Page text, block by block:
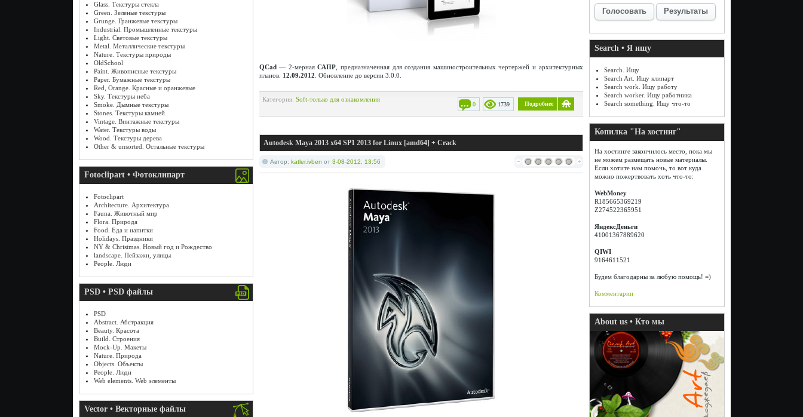
Glass. Текстуры стекла
Green. Зеленые текстуры
Grunge. Гранжевые текстуры
Industrial. Промышленные текстуры
Light. Световые текстуры
Metal. Металлические текстуры
Nature. Текстуры природы
OldSchool
Paint. Живописные текстуры
Paper. Бумажные текстуры
Red, Orange. Красные и оранжевые
Sky. Текстуры неба
Smoke. Дымные текстуры
Stones. Текстуры камней
Vintage. Винтажные текстуры
Water. Текстуры воды
Wood. Текстуры дерева
Other & unsorted. Остальные текстуры
Fotoclipart • Фотоклипарт
Fotoclipart
Architecture. Архитектура
Fauna. Животный мир
Flora. Природа
Food. Еда и напитки
Holidays. Праздники
NY & Christmas. Новый год и Рождество
landscape. Пейзажи, улицы
People. Люди
PSD • PSD файлы
PSD
Abstract. Абстракция
Beauty. Красота
Build. Строения
Mock-Up. Макеты
Nature. Природа
Objects. Объекты
People. Люди
Web elements. Web элементы
Vector • Векторные файлы
QCad— 2-мернаяСАПР , предназначенная для создания машиностроительных чертержей и архитектурных
планов. 12.09.2012 . Обновление до версии 3.0.0.
Категория: Soft-только для ознакомления
Подробнее
1739
0
Autodesk Maya 2013 x64 SP1 2013 for Linux [amd64] + Crack
Автор: katler.ivben от 3-08-2012, 13:56
Голосовать Результаты
Search • Я ищу
Search. Ищу
Search Art. Ищу клипарт
Search work. Ищу работу
Search worker. Ищу работника
Search something. Ищу что-то
Копилка "На хостинг"
На хостинге закончилось место, пока мы
не можем размещать новые материалы.
Если хотите нам помочь, то вот куда
можно пожертвовать хоть что-то:
WebMoney
R185665369219
Z274522365951
ЯндексДеньги
41001367889620
QIWI
9164611521
Будем благодарны за любую помощь! =)
Комментарии
About us • Кто мы